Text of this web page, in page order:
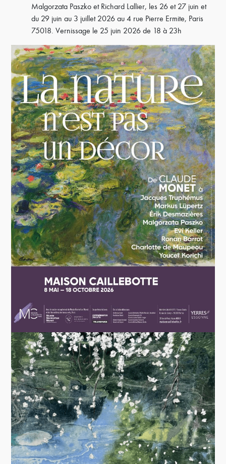
Malgorzata Paszko et Richard Lallier, les 26 et 27 juin et
du 29 juin au 3 juillet 2026 au 4 rue Pierre Ermite, Paris
75018. Vernissage le 25 juin 2026 de 18 à 23h